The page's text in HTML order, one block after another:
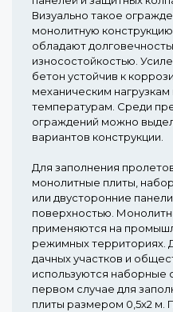
Визуально такое
монолитную
обладают
износостойкостью.
бетон устойчив к
механическим
температурам. Среди
ограждений можно
вариантов конструкции.
Для заполнения
монолитные плиты,
или двусторонние
поверхностью.
применяются на
режимных территориях.
дачных участков и
используются наборные
первом случае для
плиты размером 0,5х2 м.